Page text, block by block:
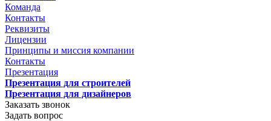
Команда
Контакты
Реквизиты
Лицензии
Принципы и миссия компании
Контакты
Презентация
Презентация для строителей
Презентация для дизайнеров
Заказать звонок
Задать вопрос